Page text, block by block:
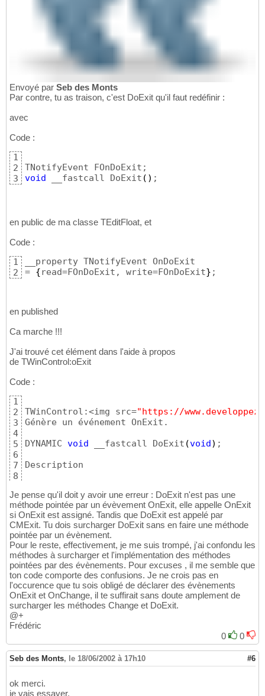
Envoyé par Seb des Monts
Par contre, tu as traison, c'est DoExit qu'il faut redéfinir :
avec
Code :
1
2
3
void __fastcall DoExit ( ) ;
en public de ma classe TEditFloat, et
Code :
1
2
__property TNotifyEvent OnDoExit
= {read=FOnDoExit, write=FOnDoExit} ;
en published
Ca marche !!!
J'ai trouvé cet élément dans l'aide à propos
de TWinControl:oExit
Code :
1
2
3
4
5
6
7
8
TWinControl:<img src="https://
Génère un événement OnExit.
DYNAMIC void __fastcall DoExit (void) ;
Description
Je pense qu'il doit y avoir une erreur : DoExit n'est pas une
méthode pointée par un évèvement OnExit, elle appelle OnExit
si OnExit est assigné. Tandis que DoExit est appelé par
CMExit. Tu dois surcharger DoExit sans en faire une méthode
pointée par un évènement.
Pour le reste, effectivement, je me suis trompé, j'ai confondu les
méthodes à surcharger et l'implémentation des méthodes
pointées par des évènements. Pour excuses , il me semble que
ton code comporte des confusions. Je ne crois pas en
l'occurence que tu sois obligé de déclarer des évènements
OnExit et OnChange, il te suffirait sans doute amplement de
surcharger les méthodes Change et DoExit.
@+
Frédéric
0
0
Seb des Monts, le 18/06/2002 à 17h10 #6
ok merci.
je vais essayer.